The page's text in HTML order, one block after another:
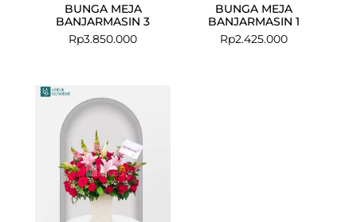
BUNGA MEJA
BANJARMASIN 3
Rp3.850.000
BUNGA MEJA
BANJARMASIN 1
Rp2.425.000